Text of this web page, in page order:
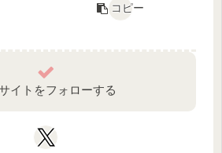
コピー
イトをフォローする